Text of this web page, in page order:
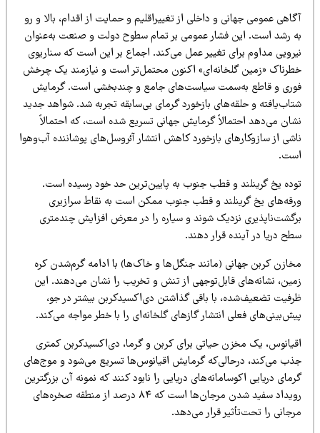
عمومی جهانی و داخلی از تغییراقلیم و حمایت از اقدام، بالا و رو
رشد است. این فشار عمومی بر تمام سطوح دولت و صنعت به‌عنوان
مداوم برای تغییر عمل می‌کند. اجماع بر این است که سناریوی
«زمین گلخانه‌ای» اکنون محتمل‌تر است و نیازمند یک چرخش
و قاطع به‌سمت سیاست‌های جامع و چندبخشی است. گرمایش
و حلقه‌های بازخورد گرمای بی‌سابقه تجربه شد. شواهد جدید
می‌دهد احتمالاً گرمایش جهانی تسریع شده است، که احتمالاً
از سازوکارهای بازخورد کاهش انتشار آئروسل‌های پوشاننده آب‌وهوا
یخ گرینلند و قطب جنوب به پایین‌ترین حد خود رسیده است.
یخ گرینلند و قطب جنوب ممکن است به نقاط سرازیری
نزدیک شوند و سیاره را در معرض افزایش چندمتری
دریا در آینده قرار دهند.
کربن جهانی (مانند جنگل‌ها و خاک‌ها) با ادامه گرم‌شدن کره
نشانه‌های قابل‌توجهی از تنش و تخریب را نشان می‌دهند. این
تضعیف‌شده، با باقی گذاشتن دی‌اکسیدکربن بیشتر در جو،
فعلی انتشار گازهای گلخانه‌ای را با خطر مواجه می‌کند.
یک مخزن حیاتی برای کربن و گرما، دی‌اکسیدکربن کمتری
می‌کند، درحالی‌که گرمایش اقیانوس‌ها تسریع می‌شود و موج‌های
دریایی اکوسامانه‌های دریایی را نابود کنند که نمونه آن بزرگترین
رویداد سفید شدن مرجان‌ها است که ۸۴ درصد از منطقه صخره‌های
را تحت‌تأثیر قرار می‌دهد.